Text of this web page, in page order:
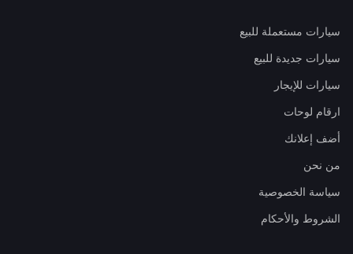
سيارات مستعملة للبيع
سيارات جديدة للبيع
سيارات للإيجار
ارقام لوحات
أضف إعلانك
من نحن
سياسة الخصوصية
الشروط والأحكام